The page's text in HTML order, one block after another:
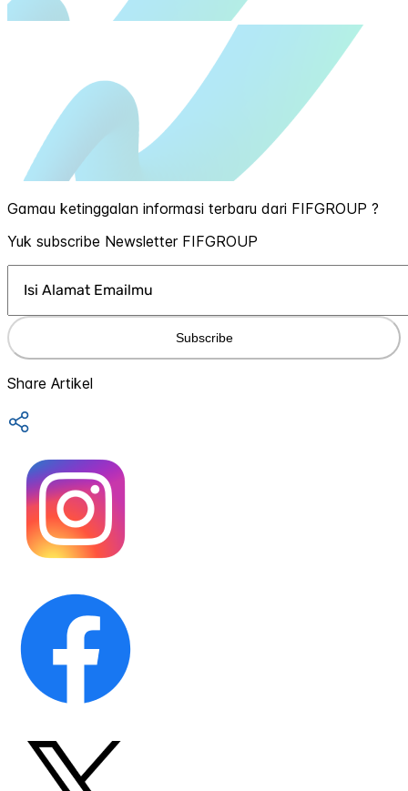
Gamau ketinggalan informasi terbaru dari FIFGROUP ?
Yuk subscribe Newsletter FIFGROUP
Subscribe
Share Artikel